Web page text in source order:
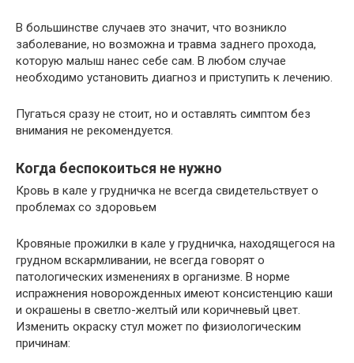
В большинстве случаев это значит, что возникло
заболевание, но возможна и травма заднего прохода,
которую малыш нанес себе сам. В любом случае
необходимо установить диагноз и приступить к лечению.
Пугаться сразу не стоит, но и оставлять симптом без
внимания не рекомендуется.
Когда беспокоиться не нужно
Кровь в кале у грудничка не всегда свидетельствует о
проблемах со здоровьем
Кровяные прожилки в кале у грудничка, находящегося на
грудном вскармливании, не всегда говорят о
патологических изменениях в организме. В норме
испражнения новорожденных имеют консистенцию каши
и окрашены в светло-желтый или коричневый цвет.
Изменить окраску стул может по физиологическим
причинам: